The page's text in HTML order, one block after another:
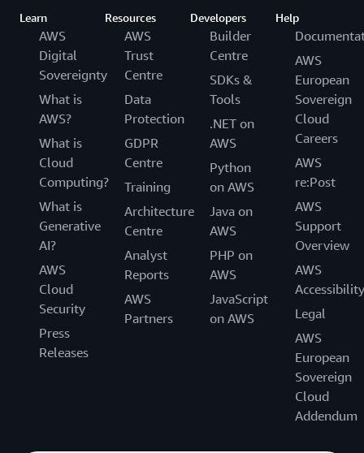
Learn
AWS
Digital
Sovereignty
What is
AWS?
What is
Cloud
Computing?
What is
Generative
AI?
AWS
Cloud
Security
Press
Releases
Resources
AWS
Trust
Centre
Data
Protection
GDPR
Centre
Training
Architecture
Centre
Analyst
Reports
AWS
Partners
Developers
Builder
Centre
SDKs &
Tools
.NET on
AWS
Python
on AWS
Java on
AWS
PHP on
AWS
JavaScript
on AWS
Help
AWS
European
Sovereign
Cloud
Careers
AWS
re:Post
AWS
Support
Overview
AWS
Accessibility
Legal
AWS
European
Sovereign
Cloud
Addendum